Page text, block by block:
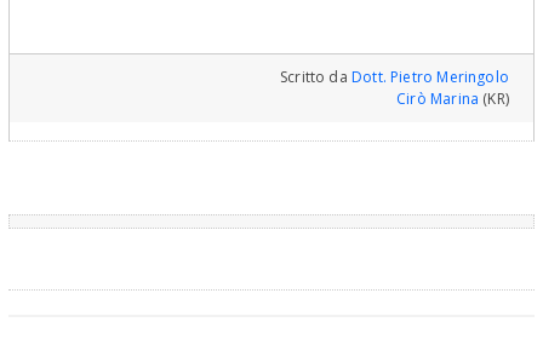
Scritto daDott. Pietro Meringolo
Cirò Marina (KR)